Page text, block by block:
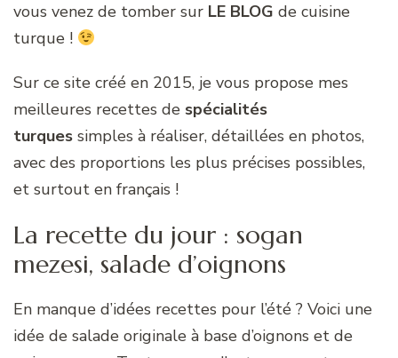
vous venez de tomber sur LE BLOG de cuisine
turque !
Sur ce site créé en 2015, je vous propose mes
meilleures recettes de spécialités
turques simples à réaliser, détaillées en photos,
avec des proportions les plus précises possibles,
et surtout en français !
La recette du jour : sogan
mezesi, salade d’oignons
En manque d’idées recettes pour l’été ? Voici une
idée de salade originale à base d’oignons et de